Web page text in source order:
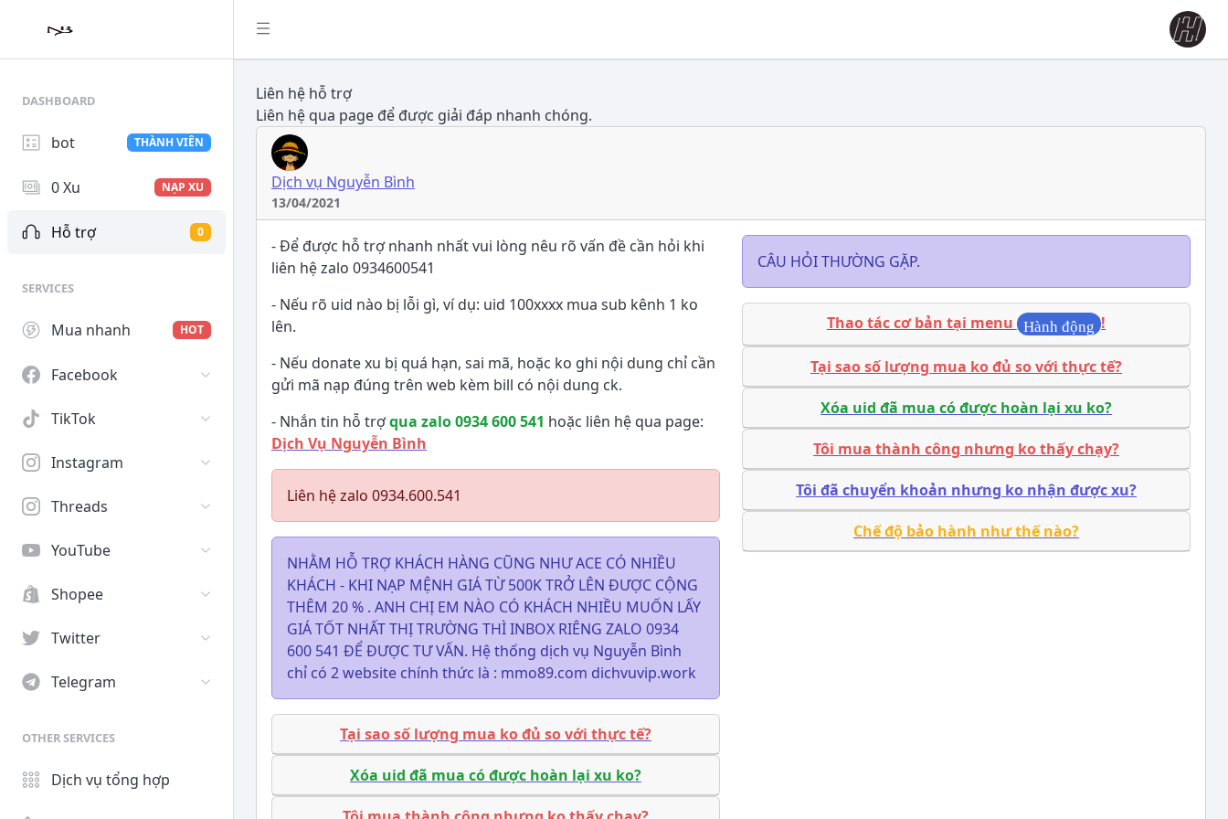
DASHBOARD
bot THÀNH VIÊN
0 Xu NẠP XU
Hỗ trợ 0
SERVICES
Mua nhanh HOT
Facebook
TikTok
Instagram
Threads
YouTube
Shopee
Twitter
Telegram
OTHER SERVICES
Dịch vụ tổng hợp
Liên hệ hỗ trợ
Liên hệ qua page để được giải đáp nhanh chóng.
Dịch vụ Nguyễn Bình
13/04/2021
- Để được hỗ trợ nhanh nhất vui lòng nêu rõ vấn đề cần hỏi khi
liên hệ zalo 0934600541
- Nếu rõ uid nào bị lỗi gì, ví dụ: uid 100xxxx mua sub kênh 1 ko
lên.
- Nếu donate xu bị quá hạn, sai mã, hoặc ko ghi nội dung chỉ cần
gửi mã nạp đúng trên web kèm bill có nội dung ck.
- Nhắn tin hỗ trợqua zalo 0934 600 541 hoặc liên hệ qua page:
Dịch Vụ Nguyễn Bình
Liên hệ zalo 0934.600.541
NHẰM HỖ TRỢ KHÁCH HÀNG CŨNG NHƯ ACE CÓ NHIỀU
KHÁCH - KHI NẠP MỆNH GIÁ TỪ 500K TRỞ LÊN ĐƯỢC CỘNG
THÊM 20 % . ANH CHỊ EM NÀO CÓ KHÁCH NHIỀU MUỐN LẤY
GIÁ TỐT NHẤT THỊ TRƯỜNG THÌ INBOX RIÊNG ZALO 0934
600 541 ĐỂ ĐƯỢC TƯ VẤN. Hệ thống dịch vụ Nguyễn Bình
chỉ có 2 website chính thức là : mmo89.com dichvuvip.work
Tại sao số lượng mua ko đủ so với thực tế?
Xóa uid đã mua có được hoàn lại xu ko?
CÂU HỎI THƯỜNG GẶP.
Thao tác cơ bản tại menu Hành động !
Tại sao số lượng mua ko đủ so với thực tế?
Xóa uid đã mua có được hoàn lại xu ko?
Tôi mua thành công nhưng ko thấy chạy?
Tôi đã chuyển khoản nhưng ko nhận được xu?
Chế độ bảo hành như thế nào?